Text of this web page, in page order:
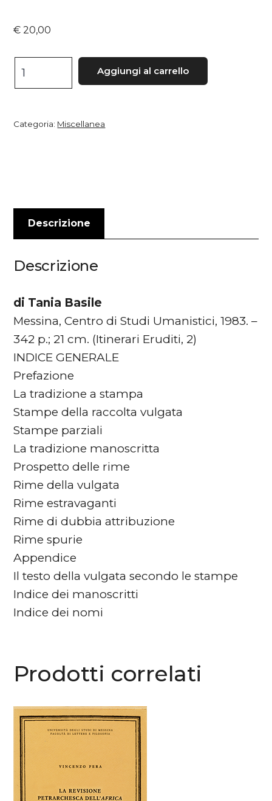
€ 20,00
delle
Aggiungi al carrello
Categoria: Miscellanea
Descrizione
Descrizione
di Tania Basile
Messina, Centro di Studi Umanistici, 1983. –
342 p.; 21 cm. (Itinerari Eruditi, 2)
INDICE GENERALE
Prefazione
La tradizione a stampa
Stampe della raccolta vulgata
Stampe parziali
La tradizione manoscritta
Prospetto delle rime
Rime della vulgata
Rime estravaganti
Rime di dubbia attribuzione
Rime spurie
Appendice
Il testo della vulgata secondo le stampe
Indice dei manoscritti
Indice dei nomi
Prodotti correlati